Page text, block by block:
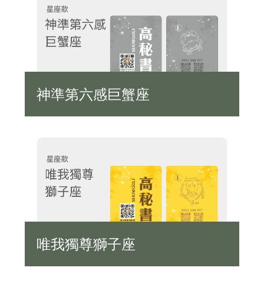
神準第六感巨蟹座
唯我獨尊獅子座